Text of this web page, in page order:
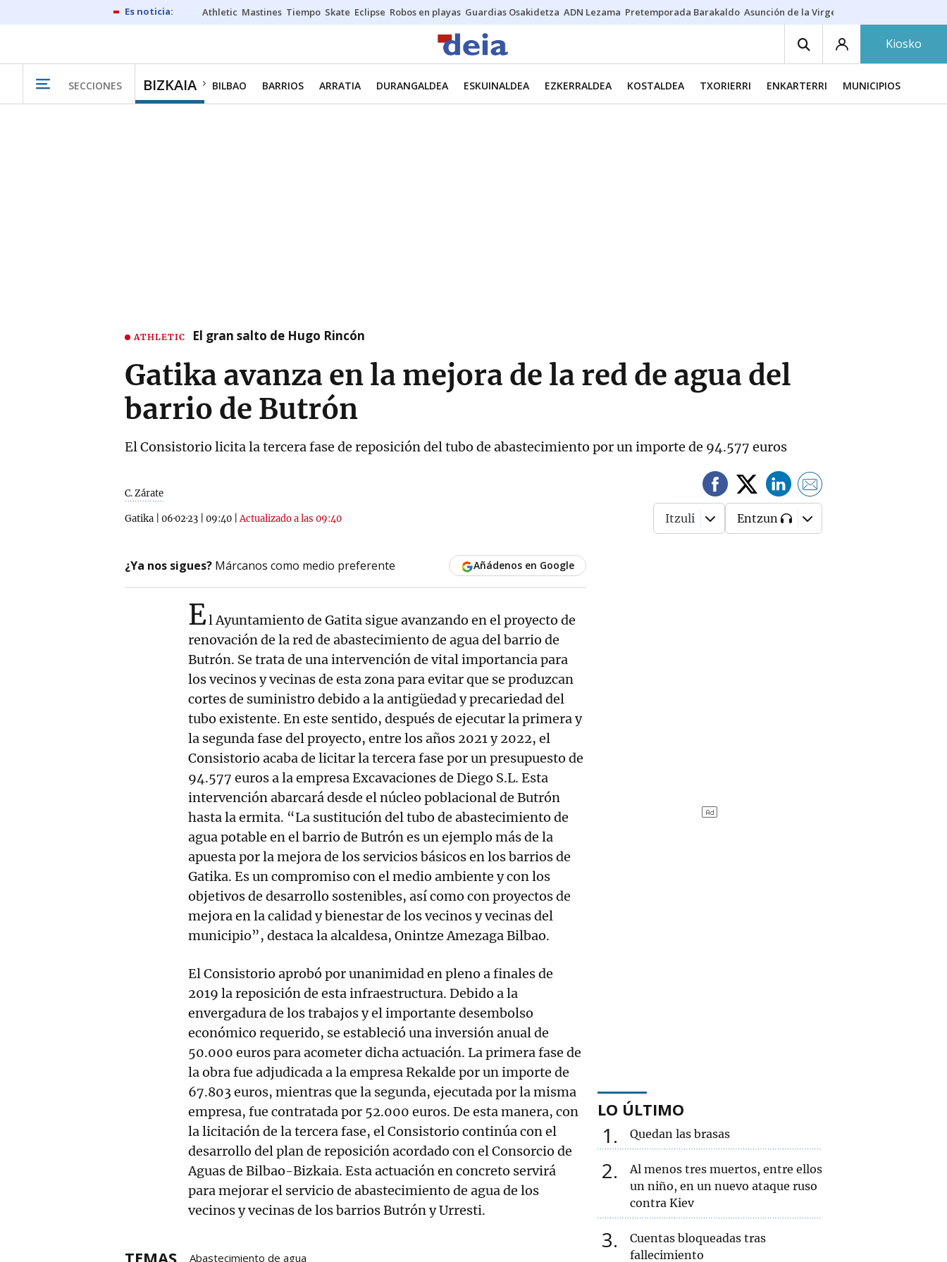
Athletic Mastines Tiempo Skate Eclipse Robos en playas Guardias Osakidetza ADN Lezama Pretemporada Barakaldo Asunción de la Virgen
Kiosko
SECCIONES BIZKAIA BILBAO BARRIOS ARRATIA DURANGALDEA ESKUINALDEA EZKERRALDEA KOSTALDEA TXORIERRI ENKARTERRI MUNICIPIOS
ATHLETIC El gran salto de Hugo Rincón
Gatika avanza en la mejora de la red de agua del
barrio de Butrón
El Consistorio licita la tercera fase de reposición del tubo de abastecimiento por un importe de 94.577 euros
C. Zárate
Gatika 06·02·23 09:40 |Actualizado a las 09:40 Itzuli Entzun
¿Ya nos sigues? Márcanos como medio preferente Añádenos en Google
El Ayuntamiento de Gatita sigue avanzando en el proyecto de
renovación de la red de abastecimiento de agua del barrio de
Butrón. Se trata de una intervención de vital importancia para
los vecinos y vecinas de esta zona para evitar que se produzcan
cortes de suministro debido a la antigüedad y precariedad del
tubo existente. En este sentido, después de ejecutar la primera y
la segunda fase del proyecto, entre los años 2021 y 2022, el
Consistorio acaba de licitar la tercera fase por un presupuesto de
94.577 euros a la empresa Excavaciones de Diego S.L. Esta
intervención abarcará desde el núcleo poblacional de Butrón
hasta la ermita. “La sustitución del tubo de abastecimiento de
agua potable en el barrio de Butrón es un ejemplo más de la
apuesta por la mejora de los servicios básicos en los barrios de
Gatika. Es un compromiso con el medio ambiente y con los
objetivos de desarrollo sostenibles, así como con proyectos de
mejora en la calidad y bienestar de los vecinos y vecinas del
municipio”, destaca la alcaldesa, Onintze Amezaga Bilbao.
El Consistorio aprobó por unanimidad en pleno a finales de
2019 la reposición de esta infraestructura. Debido a la
envergadura de los trabajos y el importante desembolso
económico requerido, se estableció una inversión anual de
50.000 euros para acometer dicha actuación. La primera fase de
la obra fue adjudicada a la empresa Rekalde por un importe de
67.803 euros, mientras que la segunda, ejecutada por la misma
empresa, fue contratada por 52.000 euros. De esta manera, con
la licitación de la tercera fase, el Consistorio continúa con el
desarrollo del plan de reposición acordado con el Consorcio de
Aguas de Bilbao-Bizkaia. Esta actuación en concreto servirá
para mejorar el servicio de abastecimiento de agua de los
vecinos y vecinas de los barrios Butrón y Urresti.
Abastecimiento de agua
LO ÚLTIMO
1 Quedan las brasas
2
Al menos tres muertos, entre ellos
un niño, en un nuevo ataque ruso
contra Kiev
3
Cuentas bloqueadas tras
fallecimiento